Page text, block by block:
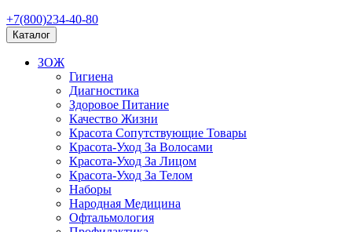
+7(800)234-40-80
Каталог
ЗОЖ
Гигиена
Диагностика
Здоровое Питание
Качество Жизни
Красота Сопутствующие Товары
Красота-Уход За Волосами
Красота-Уход За Лицом
Красота-Уход За Телом
Наборы
Народная Медицина
Офтальмология